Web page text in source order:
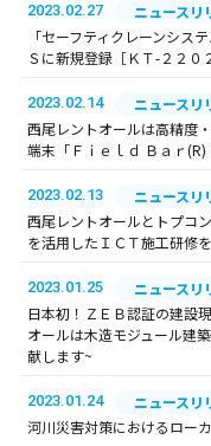
2023.02.27
ニュースリ
「セーフティクレーンシス
Ｓに新規登録［ＫＴ-２２０
2023.02.14
ニュースリ
西尾レントオールは高精度
端末「Ｆｉｅｌｄ Ｂａｒ
2023.02.13
ニュースリ
西尾レントオールとトプコ
を活用したＩＣＴ施工研修
2023.01.25
ニュースリ
日本初！ＺＥＢ認証の建設
オールは木造モジュール建
献します~
2023.01.24
ニュースリ
河川災害対策におけるロー